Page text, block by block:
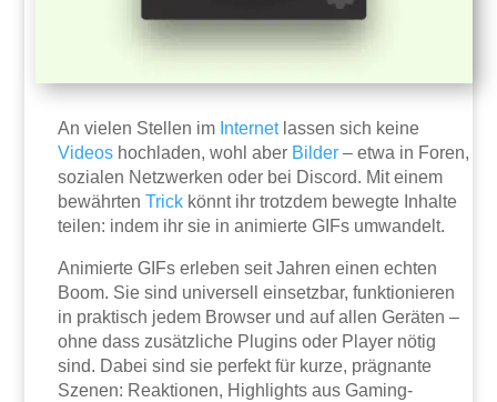
An vielen Stellen im Internetlassen sich keine
Videos hochladen, wohl aber Bilder – etwa in Foren,
sozialen Netzwerken oder bei Discord. Mit einem
bewährtenTrick könnt ihr trotzdem bewegte Inhalte
teilen: indem ihr sie in animierte GIFs umwandelt.
Animierte GIFs erleben seit Jahren einen echten
Boom. Sie sind universell einsetzbar, funktionieren
in praktisch jedem Browser und auf allen Geräten –
ohne dass zusätzliche Plugins oder Player nötig
sind. Dabei sind sie perfekt für kurze, prägnante
Szenen: Reaktionen, Highlights aus Gaming-